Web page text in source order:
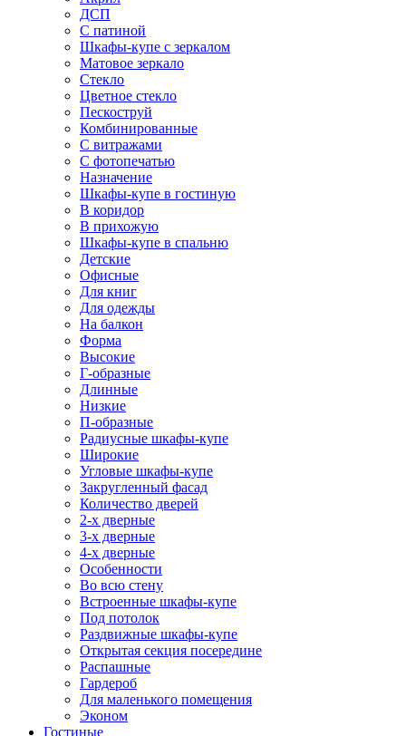
ДСП
С патиной
Шкафы-купе с зеркалом
Матовое зеркало
Стекло
Цветное стекло
Пескоструй
Комбинированные
С витражами
С фотопечатью
Назначение
Шкафы-купе в гостиную
В коридор
В прихожую
Шкафы-купе в спальню
Детские
Офисные
Для книг
Для одежды
На балкон
Форма
Высокие
Г-образные
Длинные
Низкие
П-образные
Радиусные шкафы-купе
Широкие
Угловые шкафы-купе
Закругленный фасад
Количество дверей
2-х дверные
3-х дверные
4-х дверные
Особенности
Во всю стену
Встроенные шкафы-купе
Под потолок
Раздвижные шкафы-купе
Открытая секция посередине
Распашные
Гардероб
Для маленького помещения
Эконом
Гостиные